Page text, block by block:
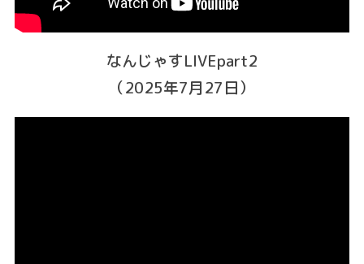
なんじゃすLIVEpart2
（2025年7月27日）